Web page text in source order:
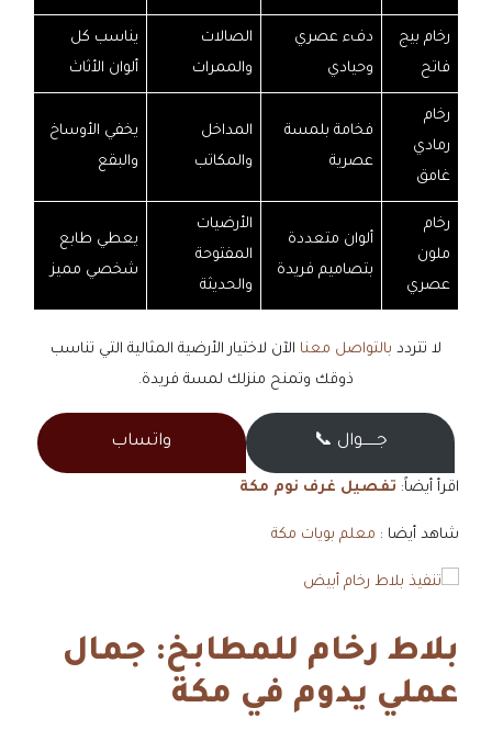
رخام بيج
فاتح
دفء عصري
وحيادي
الصالات
والممرات
يناسب كل
ألوان الأثاث
رخام
رمادي
غامق
فخامة بلمسة
عصرية
المداخل
والمكاتب
يخفي الأوساخ
والبقع
رخام
ملون
عصري
ألوان متعددة
بتصاميم فريدة
الأرضيات
المفتوحة
والحديثة
يعطي طابع
شخصي مميز
لا تتردد بالتواصل معنا الآن لاختيار الأرضية المثالية التي تناسب
ذوقك وتمنح منزلك لمسة فريدة.
جــــــوال 📞 واتساب
اقرأ أيضاً: تفصيل غرف نوم مكة
شاهد أيضا : معلم بويات مكة
بلاط رخام للمطابخ: جمال
عملي يدوم في مكة